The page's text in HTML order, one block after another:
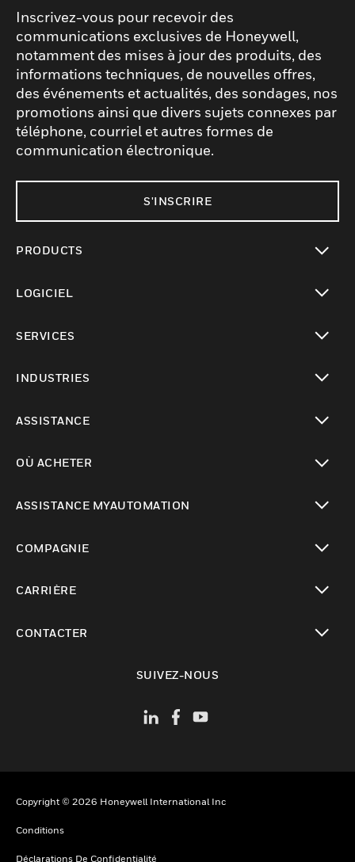
Inscrivez-vous pour recevoir des
communications exclusives de Honeywell,
notamment des mises à jour des produits, des
informations techniques, de nouvelles offres,
des événements et actualités, des sondages, nos
promotions ainsi que divers sujets connexes par
téléphone, courriel et autres formes de
communication électronique.
S'INSCRIRE
PRODUCTS
LOGICIEL
SERVICES
INDUSTRIES
ASSISTANCE
OÙ ACHETER
ASSISTANCE MYAUTOMATION
COMPAGNIE
CARRIÈRE
CONTACTER
SUIVEZ-NOUS
Copyright © 2026 Honeywell International Inc
Conditions
Déclarations De Confidentialité